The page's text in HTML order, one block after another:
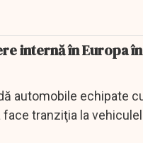
internă în Europa în
automobile echipate
face tranziţia la